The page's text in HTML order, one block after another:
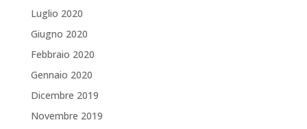
Luglio 2020
Giugno 2020
Febbraio 2020
Gennaio 2020
Dicembre 2019
Novembre 2019